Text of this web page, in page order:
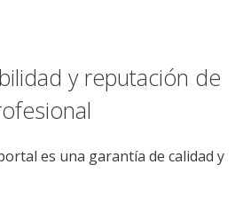
y reputación de
es una garantía de calidad y